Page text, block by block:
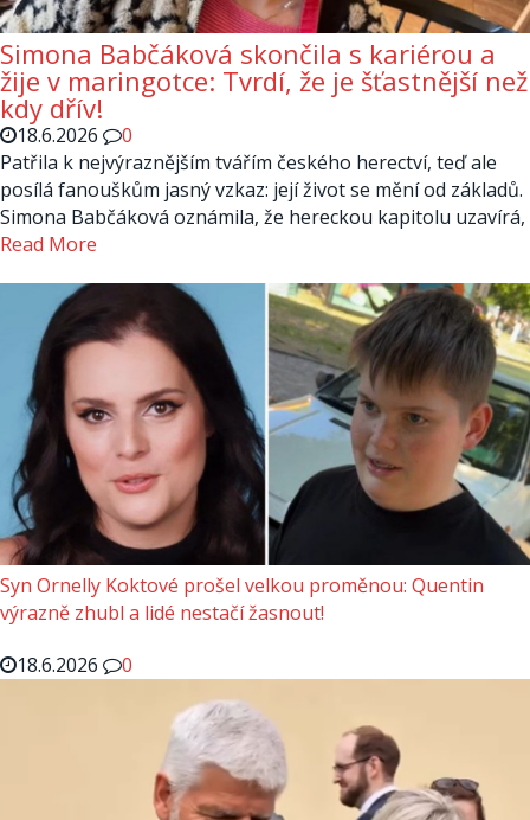
Simona Babčáková skončila s kariérou a
žije v maringotce: Tvrdí, že je šťastnější než
kdy dřív!
18.6.2026
0
Patřila k nejvýraznějším tvářím českého herectví, teď ale
posílá fanouškům jasný vzkaz: její život se mění od základů.
Simona Babčáková oznámila, že hereckou kapitolu uzavírá,
Read More
Syn Ornelly Koktové prošel velkou proměnou: Quentin
výrazně zhubl a lidé nestačí žasnout!
18.6.2026
0